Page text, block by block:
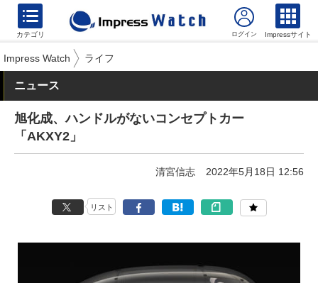
カテゴリ Impressサイト
Impress Watch ライフ
ニュース
旭化成、ハンドルがないコンセプトカー
「AKXY2」
清宮信志 2022年5月18日 12:56
リスト